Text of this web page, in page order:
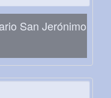
San Jerónimo